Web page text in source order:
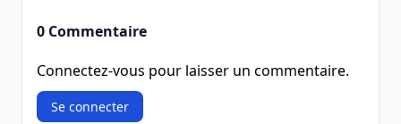
0 Commentaire
Connectez-vous pour laisser un commentaire.
Se connecter